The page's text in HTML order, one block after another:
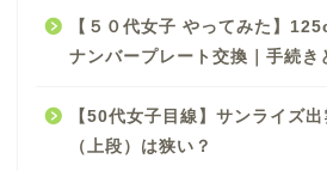
【５０代女子 やってみた】
ナンバープレート交換｜手続き
【50代女子目線】サンライズ
（上段）は狭い？